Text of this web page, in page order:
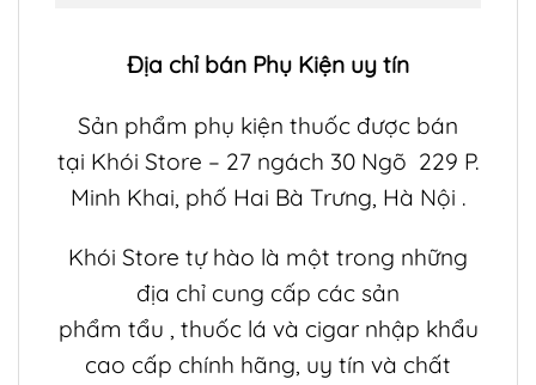
Địa chỉ bán Phụ Kiện uy tín
Sản phẩm phụ kiện thuốc được bán
tại Khói Store – 27 ngách 30 Ngõ 229 P.
Minh Khai, phố Hai Bà Trưng, Hà Nội .
Khói Store tự hào là một trong những
địa chỉ cung cấp các sản
phẩm tẩu , thuốc lá và cigar nhập khẩu
cao cấp chính hãng, uy tín và chất